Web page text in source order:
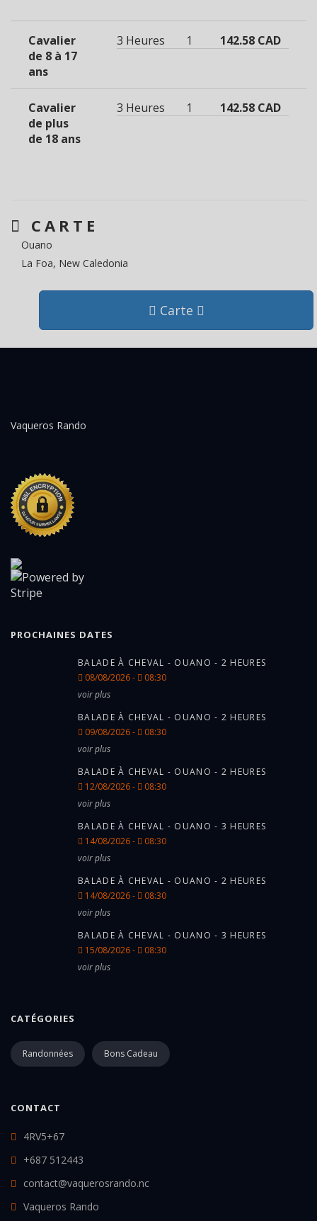
Cavalier
de 8 à 17
ans
3 Heures 1 142.58 CAD
Cavalier
de plus
de 18 ans
3 Heures 1 142.58 CAD
CARTE
Ouano
La Foa, New Caledonia
Carte
Vaqueros Rando
PROCHAINES DATES
BALADE À CHEVAL - OUANO - 2 HEURES
08/08/2026 -
08:30
voir plus
BALADE À CHEVAL - OUANO - 2 HEURES
09/08/2026 -
08:30
voir plus
BALADE À CHEVAL - OUANO - 2 HEURES
12/08/2026 -
08:30
voir plus
BALADE À CHEVAL - OUANO - 3 HEURES
14/08/2026 -
08:30
voir plus
BALADE À CHEVAL - OUANO - 2 HEURES
14/08/2026 -
08:30
voir plus
BALADE À CHEVAL - OUANO - 3 HEURES
15/08/2026 -
08:30
voir plus
CATÉGORIES
Randonnées Bons Cadeau
CONTACT
4RV5+67
+687 512443
contact@vaquerosrando.nc
Vaqueros Rando